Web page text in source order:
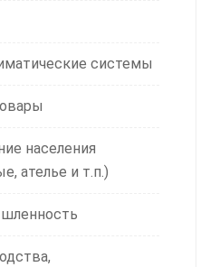
системы
населения
ателье и т.п.)